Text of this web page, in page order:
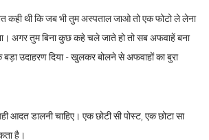
कही थी कि जब भी तुम अस्पताल जाओ तो एक फोटो ले लेना
अगर तुम बिना कुछ कहे चले जाते हो तो सब अफवाहें बना
उदाहरण दिया - खुलकर बोलने से अफवाहों का बुरा
आदत डालनी चाहिए। एक छोटी सी पोस्ट, एक छोटा सा
है।